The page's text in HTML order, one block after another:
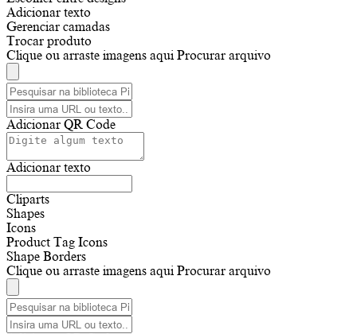
Adicionar texto
Gerenciar camadas
Trocar produto
Clique ou arraste imagens aqui Procurar arquivo
Adicionar QR Code
Adicionar texto
Cliparts
Shapes
Icons
Product Tag Icons
Shape Borders
Clique ou arraste imagens aqui Procurar arquivo